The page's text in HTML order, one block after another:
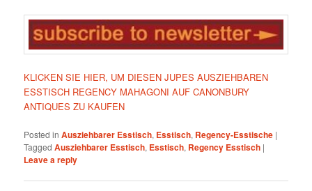
KLICKEN SIE HIER, UM DIESEN JUPES AUSZIEHBAREN
ESSTISCH REGENCY MAHAGONI AUF CANONBURY
ANTIQUES ZU KAUFEN
Posted in Ausziehbarer Esstisch, Esstisch, Regency-Esstische |
Tagged Ausziehbarer Esstisch, Esstisch, Regency Esstisch |
Leave a reply